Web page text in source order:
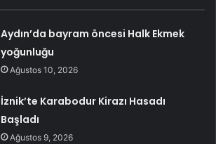
Aydın’da bayram öncesi Halk Ekmek
yoğunluğu
Ağustos 10, 2026
İznik’te Karabodur Kirazı Hasadı
Başladı
Ağustos 9, 2026